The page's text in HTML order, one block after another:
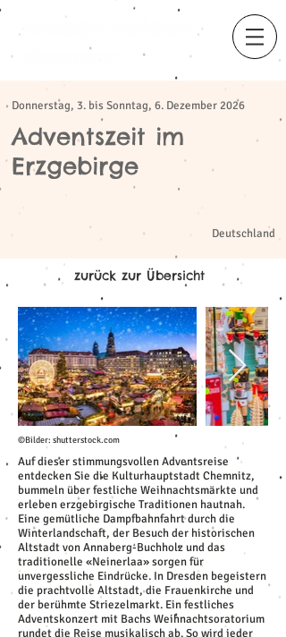
Donnerstag, 3. bis Sonntag, 6. Dezember 2026
Adventszeit im
Erzgebirge
Deutschland
zurück zur Übersicht
©Bilder: shutterstock.com
Auf dieser stimmungsvollen Adventsreise
entdecken Sie die Kulturhauptstadt Chemnitz,
bummeln über festliche Weihnachtsmärkte und
erleben erzgebirgische Traditionen hautnah.
Eine gemütliche Dampfbahnfahrt durch die
Winterlandschaft, der Besuch der historischen
Altstadt von Annaberg-Buchholz und das
traditionelle «Neinerlaa» sorgen für
unvergessliche Eindrücke. In Dresden begeistern
die prachtvolle Altstadt, die Frauenkirche und
der berühmte Striezelmarkt. Ein festliches
Adventskonzert mit Bachs Weihnachtsoratorium
rundet die Reise musikalisch ab. So wird jeder